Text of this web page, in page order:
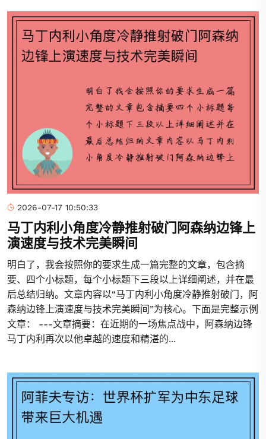
2026-07-17 10:50:33
马丁内利小角度冷静推射破门阿森纳边锋上
演速度与技术完美瞬间
明白了，我会按照你的要求生成一篇完整的文章，包含摘
要、四个小标题，每个小标题下三段以上详细阐述，并在最
后总结归纳。文章内容以“马丁内利小角度冷静推射破门，阿
森纳边锋上演速度与技术完美瞬间”为核心。下面是完整示例
文章： ---文章摘要：在近期的一场焦点战中，阿森纳边锋
马丁内利再次以他卓越的速度和精湛的...